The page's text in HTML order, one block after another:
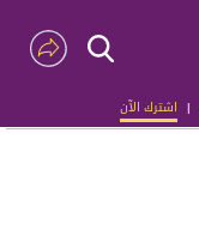
| اشترك الآن